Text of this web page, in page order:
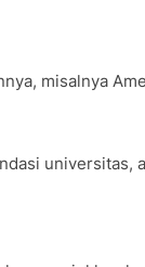
misalnya
universitas,